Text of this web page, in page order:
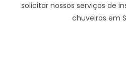
solicitar nossos serviços de
chuveiros em